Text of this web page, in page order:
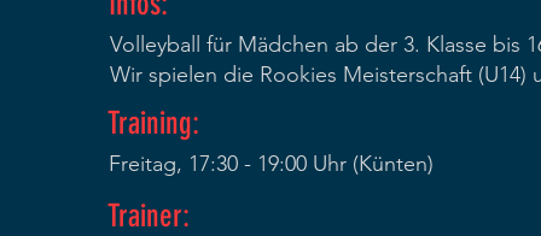
Volleyball für Mädchen ab der 3. Klasse bis
Wir spielen die Rookies Meisterschaft (U14)
Training:
Freitag, 17:30 - 19:00 Uhr (Künten)
Trainer: